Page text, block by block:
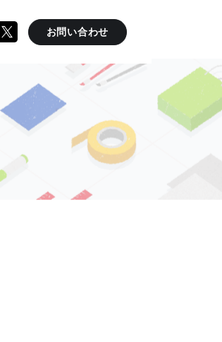
お問い合わせ